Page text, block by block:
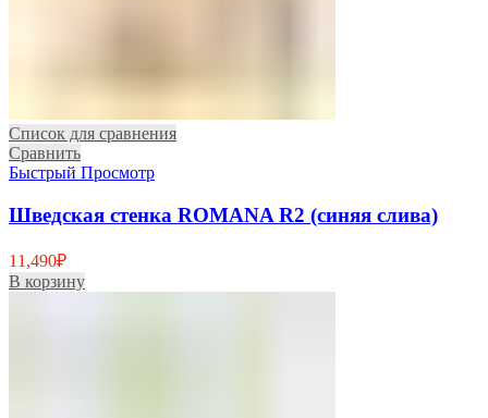
Список для сравнения
Сравнить
Быстрый Просмотр
Шведская стенка ROMANA R2 (синяя слива)
11,490₽
В корзину